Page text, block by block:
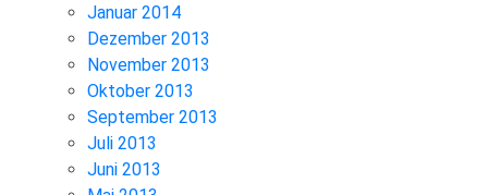
Januar 2014
Dezember 2013
November 2013
Oktober 2013
September 2013
Juli 2013
Juni 2013